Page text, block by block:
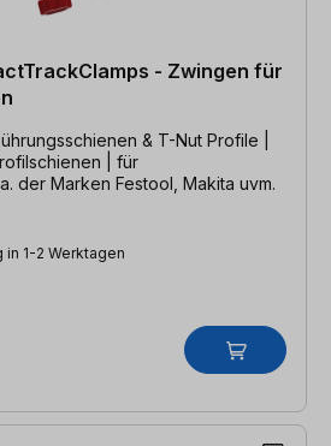
- Zwingen für
& T-Nut Profile |
| für
der Marken Festool, Makita uvm.
in 1-2 Werktagen